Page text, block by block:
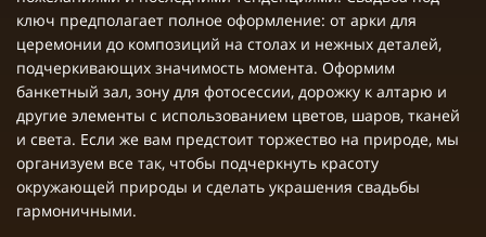
ключ предполагает полное оформление: от арки для
церемонии до композиций на столах и нежных деталей,
подчеркивающих значимость момента. Оформим
банкетный зал, зону для фотосессии, дорожку к алтарю и
другие элементы с использованием цветов, шаров, тканей
и света. Если же вам предстоит торжество на природе, мы
организуем все так, чтобы подчеркнуть красоту
окружающей природы и сделать украшения свадьбы
гармоничными.